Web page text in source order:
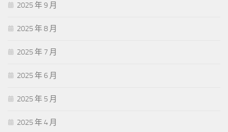
2025 年 9 月
2025 年 8 月
2025 年 7 月
2025 年 6 月
2025 年 5 月
2025 年 4 月